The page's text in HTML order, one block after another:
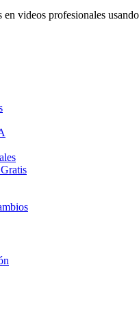
en videos profesionales